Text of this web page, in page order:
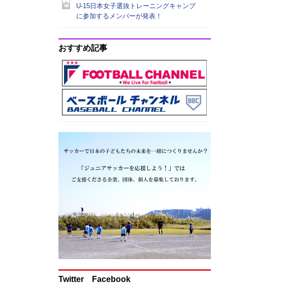
U-15日本女子選抜トレーニングキャンプ
に参加するメンバーが発表！
おすすめ記事
Twitter Facebook